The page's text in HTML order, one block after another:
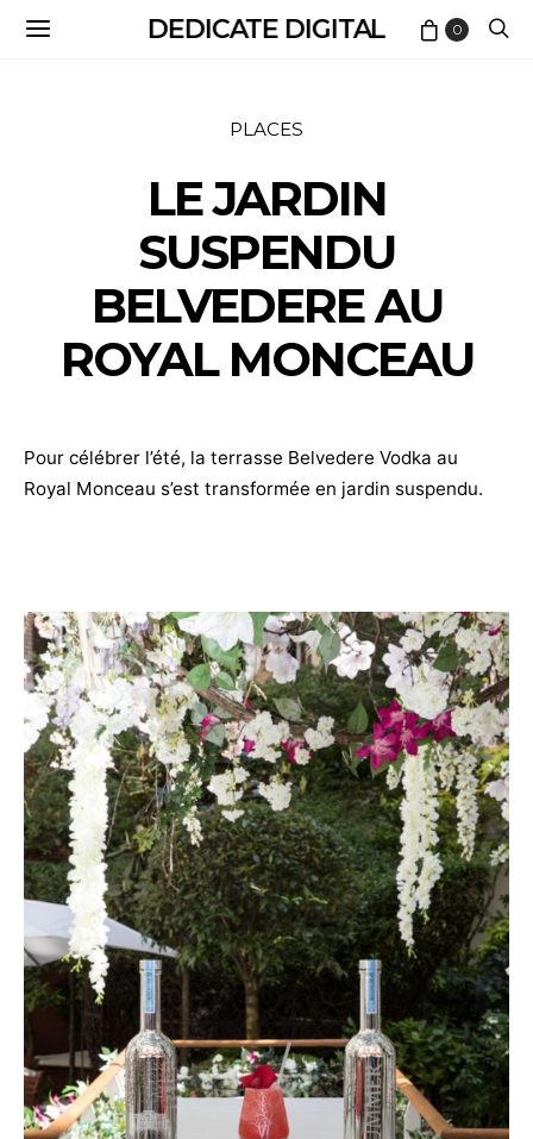
DEDICATE DIGITAL 0
PLACES
LE JARDIN
SUSPENDU
BELVEDERE AU
ROYAL MONCEAU
Pour célébrer l’été, la terrasse Belvedere Vodka au
Royal Monceau s’est transformée en jardin suspendu.